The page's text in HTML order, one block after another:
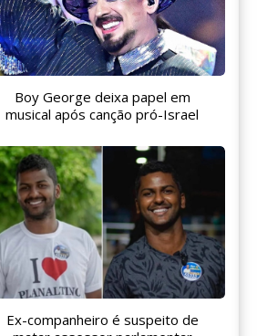
Boy George deixa papel em
musical após canção pró-Israel
Ex-companheiro é suspeito de